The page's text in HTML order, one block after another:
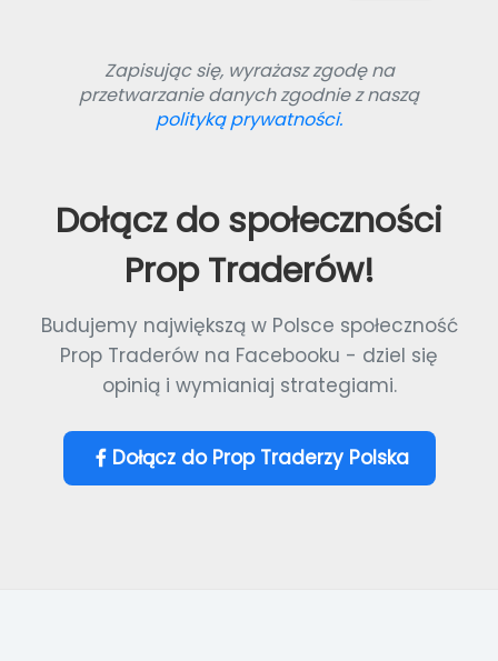
Zapisując się, wyrażasz zgodę na
przetwarzanie danych zgodnie z naszą
polityką prywatności.
Dołącz do społeczności
Prop Traderów!
Budujemy największą w Polsce społeczność
Prop Traderów na Facebooku - dziel się
opinią i wymianiaj strategiami.
Dołącz do Prop Traderzy Polska